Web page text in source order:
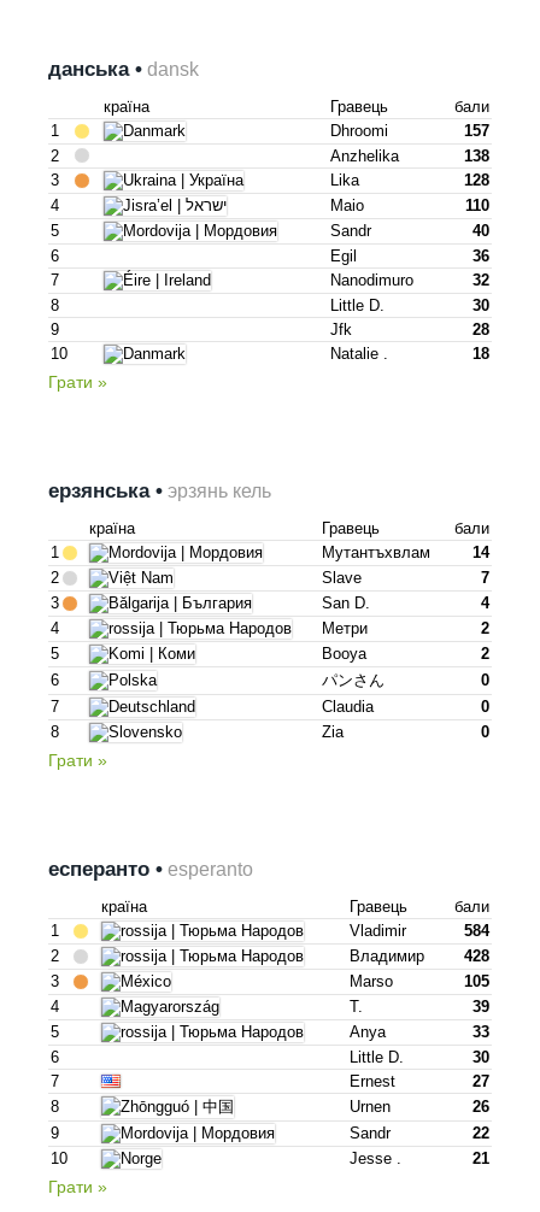
данська • dansk
країна Гравець
бали
1
Dhroomi
157
2
Anzhelika
138
3
Lika
128
4
Maio
110
5
Sandr
40
6
Egil
36
7
Nanodimuro
32
8
Little D.
30
9
Jfk
28
10
Natalie . 18
Грати »
ерзянська • эрзянь кель
країна Гравець
бали
1
Мутантъхвлам
14
2
Slave
7
3
San D.
4
4
Метри
2
5
Booya
2
6
パンさん
0
7
Claudia
0
8
Zia 0
Грати »
есперанто • esperanto
країна Гравець
бали
1
Vladimir
584
2
Владимир
428
3
Marso
105
4
T.
39
5
Anya
33
6
Little D.
30
7
Ernest
27
8
Urnen
26
9
Sandr
22
10
Jesse . 21
Грати »